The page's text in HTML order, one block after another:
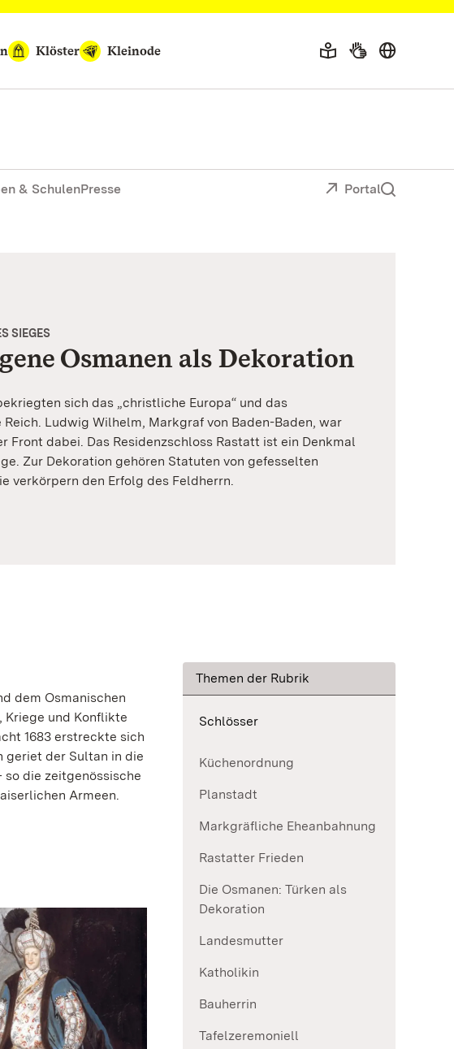
Klöster Kleinode
& SchulenPresse Portal
SIEGES
Osmanen als Dekoration
sich das „christliche Europa“ und das
Reich. Ludwig Wilhelm, Markgraf von Baden-Baden, war
Front dabei. Das Residenzschloss Rastatt ist ein Denkmal
Zur Dekoration gehören Statuten von gefesselten
verkörpern den Erfolg des Feldherrn.
dem Osmanischen
Kriege und Konflikte
1683 erstreckte sich
geriet der Sultan in die
so die zeitgenössische
Armeen.
Themen der Rubrik
Schlösser
Küchenordnung
Planstadt
Markgräfliche Eheanbahnung
Rastatter Frieden
Die Osmanen: Türken als
Dekoration
Landesmutter
Katholikin
Bauherrin
Tafelzeremoniell